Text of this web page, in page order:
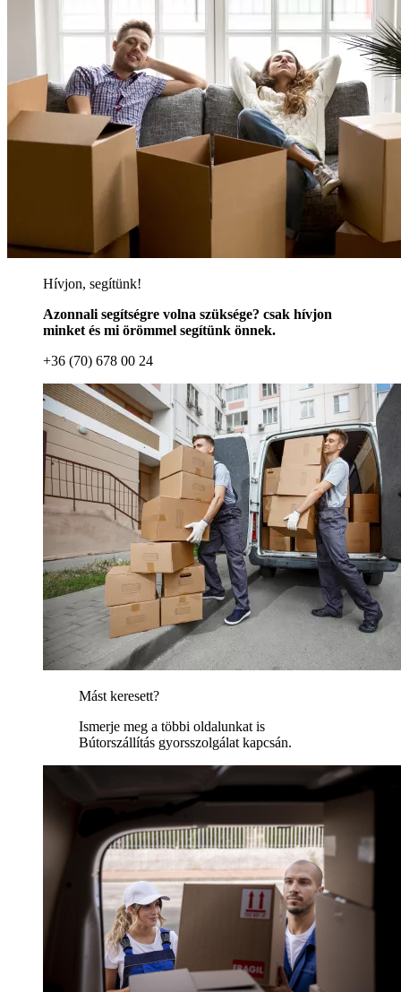
Hívjon, segítünk!
Azonnali segítségre volna szüksége? csak hívjon
minket és mi örömmel segítünk önnek.
+36 (70) 678 00 24
Mást keresett?
Ismerje meg a többi oldalunkat is
Bútorszállítás gyorsszolgálat kapcsán.